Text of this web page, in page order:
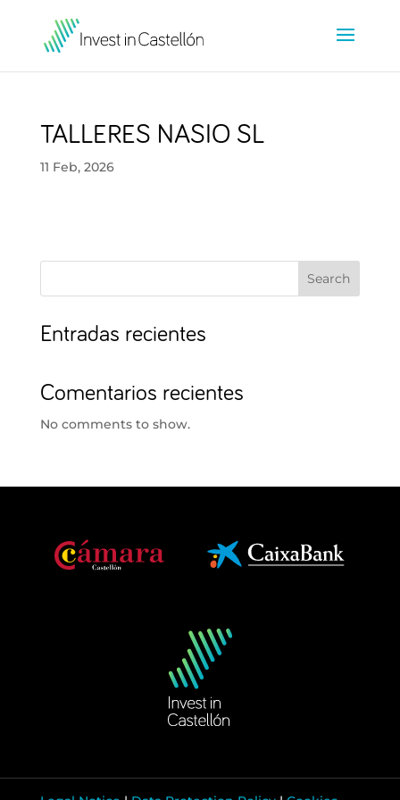
TALLERES NASIO SL
11 Feb, 2026
Search
Entradas recientes
Comentarios recientes
No comments to show.